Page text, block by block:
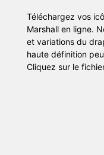
Téléchargez vos
Marshall en ligne.
et variations du
haute définition
Cliquez sur le